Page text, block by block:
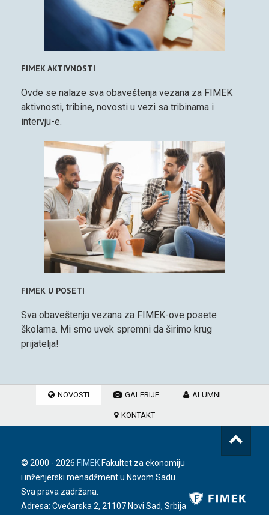
FIMEK AKTIVNOSTI
Ovde se nalaze sva obaveštenja vezana za FIMEK
aktivnosti, tribine, novosti u vezi sa tribinama i
intervju-e.
FIMEK U POSETI
Sva obaveštenja vezana za FIMEK-ove posete
školama. Mi smo uvek spremni da širimo krug
prijatelja!
NOVOSTI GALERIJE ALUMNI
KONTAKT
© 2000 - 2026 FIMEK Fakultet za ekonomiju
i inženjerski menadžment u Novom Sadu.
Sva prava zadržana.
Adresa: Cvećarska 2, 21107 Novi Sad, Srbija